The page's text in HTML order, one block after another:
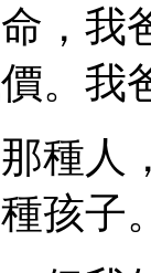
，我
。我
種人
孩子